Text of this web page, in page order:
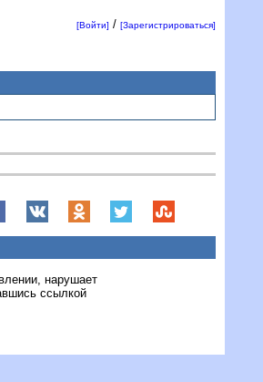
[Войти] /[Зарегистрироваться]
нарушает
ссылкой